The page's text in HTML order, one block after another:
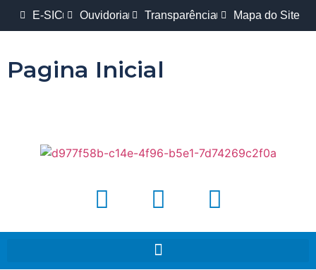
E-SIC Ouvidoria Transparência Mapa do Site
Pagina Inicial